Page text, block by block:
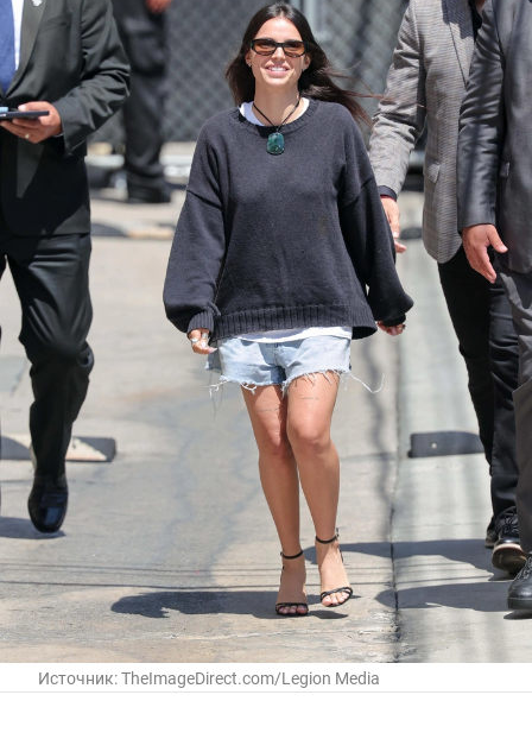
Источник:TheImageDirect.com/Legion Media